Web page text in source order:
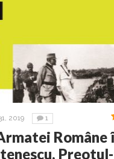
2019 1
Române
Preotul-